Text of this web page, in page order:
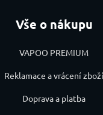
Vše o nákupu
VAPOO PREMIUM
Reklamace a vrácení zboží
Doprava a platba